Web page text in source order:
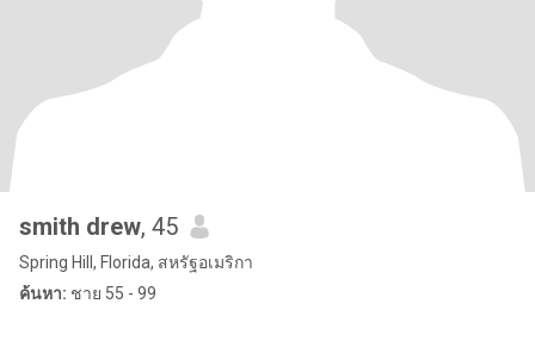
smith drew, 45
Spring Hill, Florida, สหรัฐอเมริกา
ค้นหา: ชาย 55 - 99